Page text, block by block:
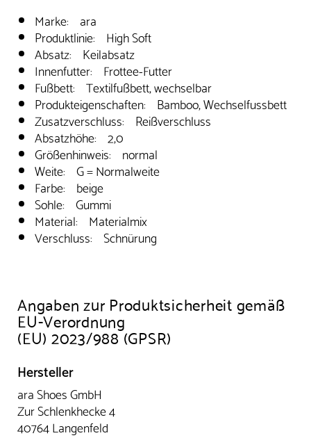
Marke: ara
Produktlinie: High Soft
Absatz: Keilabsatz
Innenfutter: Frottee-Futter
Fußbett: Textilfußbett, wechselbar
Produkteigenschaften: Bamboo, Wechselfussbett
Zusatzverschluss: Reißverschluss
Absatzhöhe: 2,0
Größenhinweis: normal
Weite: G = Normalweite
Farbe: beige
Sohle: Gummi
Material: Materialmix
Verschluss: Schnürung
Angaben zur Produktsicherheit gemäß
EU-Verordnung
(EU) 2023/988 (GPSR)
Hersteller
ara Shoes GmbH
Zur Schlenkhecke 4
40764 Langenfeld